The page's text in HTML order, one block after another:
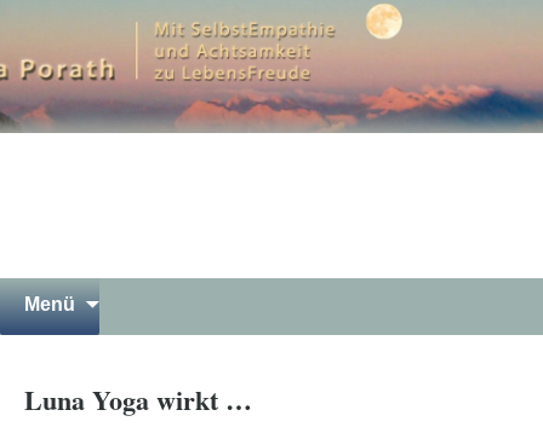
Petra Porath – Bergwandern
Luna Yoga Gewaltfreie
Mit SelbstEmpathie und Achtsamkeit zu
LebensFreude
Menü
zum
Luna Yoga wirkt …